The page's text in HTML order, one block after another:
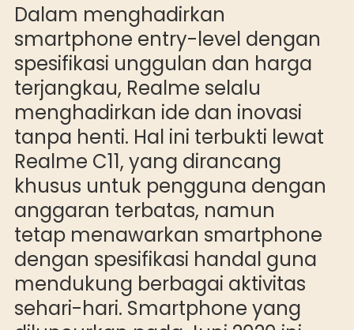
Dalam menghadirkan
smartphone entry-level dengan
spesifikasi unggulan dan harga
terjangkau, Realme selalu
menghadirkan ide dan inovasi
tanpa henti. Hal ini terbukti lewat
Realme C11, yang dirancang
khusus untuk pengguna dengan
anggaran terbatas, namun
tetap menawarkan smartphone
dengan spesifikasi handal guna
mendukung berbagai aktivitas
sehari-hari. Smartphone yang